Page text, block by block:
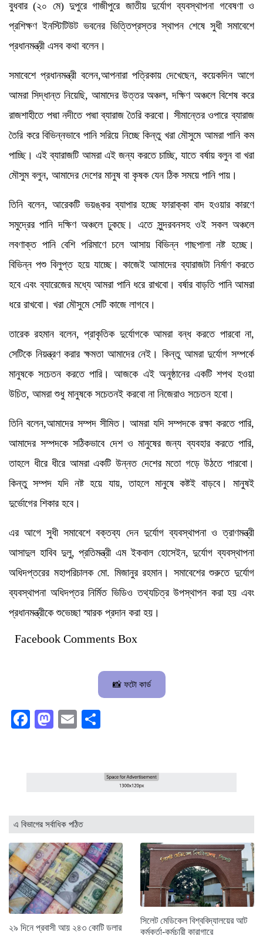
বুধবার (২০ মে) দুপুরে গাজীপুরে জাতীয় দুর্যোগ ব্যবস্থাপনা গবেষণা ও
প্রশিক্ষণ ইনস্টিটিউট ভবনের ভিত্তিপ্রস্তর স্থাপন শেষে সুধী সমাবেশে
প্রধানমন্ত্রী এসব কথা বলেন।
সমাবেশে প্রধানমন্ত্রী বলেন,আপনারা পত্রিকায় দেখেছেন, কয়েকদিন আগে
আমরা সিদ্ধান্ত নিয়েছি, আমাদের উত্তর অঞ্চল, দক্ষিণ অঞ্চলে বিশেষ করে
রাজশাহীতে পদ্মা নদীতে পদ্মা ব্যারাজ তৈরি করবো। সীমান্তের ওপারে ব্যারাজ
তৈরি করে বিভিন্নভাবে পানি সরিয়ে নিচ্ছে কিন্তু খরা মৌসুমে আমরা পানি কম
পাচ্ছি। এই ব্যারাজটি আমরা এই জন্য করতে চাচ্ছি, যাতে বর্ষায় বলুন বা খরা
মৌসুম বলুন, আমাদের দেশের মানুষ বা কৃষক যেন ঠিক সময়ে পানি পায়।
তিনি বলেন, আরেকটি ভয়ঙ্কর ব্যাপার হচ্ছে ফারাক্কা বাদ হওয়ার কারণে
সমুদ্রের পানি দক্ষিণ অঞ্চলে ঢুকছে। এতে সুন্দরবনসহ ওই সকল অঞ্চলে
লবণাক্ত পানি বেশি পরিমাণে চলে আসায় বিভিন্ন গাছপালা নষ্ট হচ্ছে।
বিভিন্ন পশু বিলুপ্ত হয়ে যাচ্ছে। কাজেই আমাদের ব্যারাজটা নির্মাণ করতে
হবে এবং ব্যারেজের মধ্যে আমরা পানি ধরে রাখবো। বর্ষার বাড়তি পানি আমরা
ধরে রাখবো। খরা মৌসুমে সেটি কাজে লাগবে।
তারেক রহমান বলেন, প্রাকৃতিক দুর্যোগকে আমরা বন্ধ করতে পারবো না,
সেটিকে নিয়ন্ত্রণ করার ক্ষমতা আমাদের নেই। কিন্তু আমরা দুর্যোগ সম্পর্কে
মানুষকে সচেতন করতে পারি। আজকে এই অনুষ্ঠানের একটি শপথ হওয়া
উচিত, আমরা শুধু মানুষকে সচেতনই করবো না নিজেরাও সচেতন হবো।
তিনি বলেন,আমাদের সম্পদ সীমিত। আমরা যদি সম্পদকে রক্ষা করতে পারি,
আমাদের সম্পদকে সঠিকভাবে দেশ ও মানুষের জন্য ব্যবহার করতে পারি,
তাহলে ধীরে ধীরে আমরা একটি উন্নত দেশের মতো গড়ে উঠতে পারবো।
কিন্তু সম্পদ যদি নষ্ট হয়ে যায়, তাহলে মানুষে কষ্টই বাড়বে। মানুষই
দুর্ভোগের শিকার হবে।
এর আগে সুধী সমাবেশে বক্তব্য দেন দুর্যোগ ব্যবস্থাপনা ও ত্রাণমন্ত্রী
আসাদুল হাবিব দুলু, প্রতিমন্ত্রী এম ইকবাল হোসেইন, দুর্যোগ ব্যবস্থাপনা
অধিদপ্তরের মহাপরিচালক মো. মিজানুর রহমান। সমাবেশের শুরুতে দুর্যোগ
ব্যবস্থাপনা অধিদপ্তর নির্মিত ভিডিও তথ্যচিত্র উপস্থাপন করা হয় এবং
প্রধানমন্ত্রীকে শুভেচ্ছা স্মারক প্রদান করা হয়।
Facebook Comments Box
📸 ফটো কার্ড
Facebook
Mastodon
Email
এ বিভাগের সর্বাধিক পঠিত
২৯ দিনে প্রবাসী আয় ২৪৩ কোটি ডলার
সিলেট মেডিকেল বিশ্ববিদ্যালয়ের আট
কর্মকর্তা-কর্মচারী কারাগারে